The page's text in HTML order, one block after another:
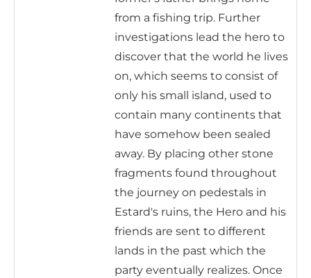
from a fishing trip. Further
investigations lead the hero to
discover that the world he lives
on, which seems to consist of
only his small island, used to
contain many continents that
have somehow been sealed
away. By placing other stone
fragments found throughout
the journey on pedestals in
Estard's ruins, the Hero and his
friends are sent to different
lands in the past which the
party eventually realizes. Once